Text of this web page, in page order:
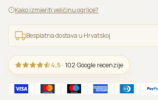
Kako izmjeriti veličinu ogrlice?
Besplatna dostava u Hrvatskoj
4,5 · 102 Google recenzije